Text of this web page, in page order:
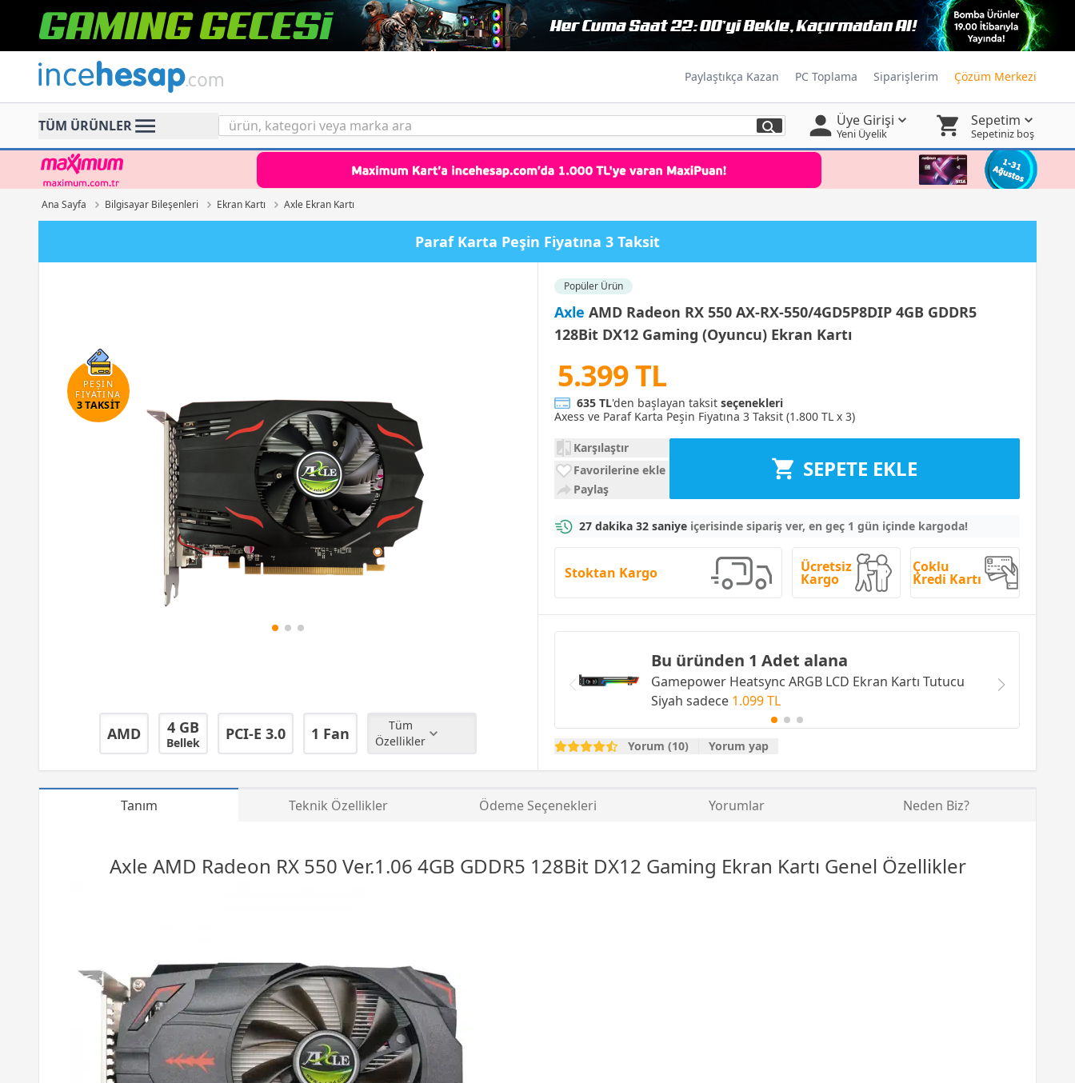
Incehesap Paylaştıkça Kazan PC Toplama Siparişlerim Çözüm Merkezi
TÜM ÜRÜNLER Üye Girişi
Yeni Üyelik
Sepetim
Sepetiniz boş
Ana Sayfa Bilgisayar Bileşenleri Ekran Kartı Axle Ekran Kartı
Paraf Karta Peşin Fiyatına 3 Taksit
Popüler Ürün
Axle AMD Radeon RX 550 AX-RX-550/4GD5P8DIP 4GB GDDR5
128Bit DX12 Gaming (Oyuncu) Ekran Kartı
PEŞİN
FİYATINA
3 TAKSİT
AMD 4 GB
Bellek PCI-E 3.0 1 Fan
Tüm
Özellikler
5.399 TL
635 TL'den başlayan taksit seçenekleri
Axess ve Paraf Karta Peşin Fiyatına 3 Taksit (1.800 TL x 3)
Karşılaştır
Favorilerine ekle
Paylaş
SEPETE EKLE
27 dakika 32 saniyeiçerisinde sipariş ver, en geç 1 gün içinde kargoda!
Stoktan Kargo Ücretsiz
Kargo
Çoklu
Kredi Kartı
Bu üründen 1 Adet alana
Gamepower Heatsync ARGB LCD Ekran Kartı Tutucu
Siyah sadece 1.099 TL
Yorum (10) Yorum yap
Tanım Teknik Özellikler Ödeme Seçenekleri Yorumlar Neden Biz?
Axle AMD Radeon RX 550 Ver.1.06 4GB GDDR5 128Bit DX12 Gaming Ekran Kartı Genel Özellikler